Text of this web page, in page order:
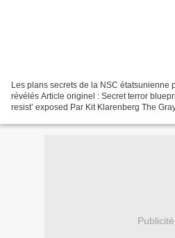
Les plans secrets de la NSC étatsunienne
révélés Article originel : Secret terror
resist’ exposed Par Kit Klarenberg The
Publicité